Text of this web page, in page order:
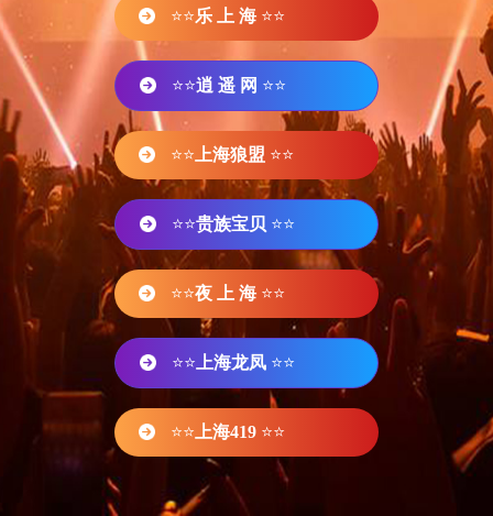
⭐⭐乐 上 海 ⭐⭐
⭐⭐逍 遥 网 ⭐⭐
⭐⭐ 上海狼盟 ⭐⭐
⭐⭐贵族宝贝 ⭐⭐
⭐⭐夜 上 海 ⭐⭐
⭐⭐ 上海龙凤 ⭐⭐
⭐⭐ 上海419 ⭐⭐